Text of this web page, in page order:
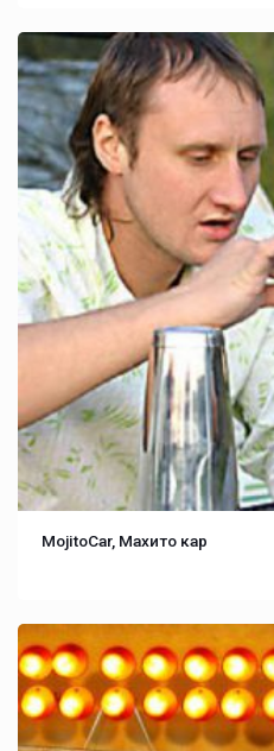
MojitoCar, Махито кар